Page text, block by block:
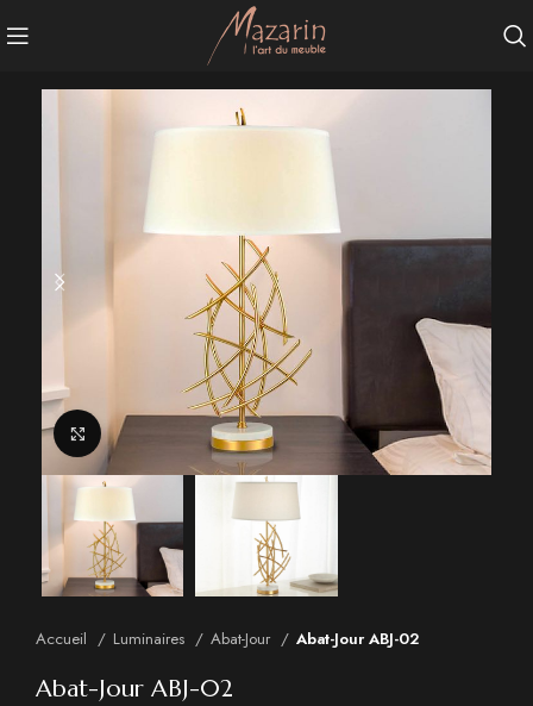
Agrandir
Accueil Luminaires Abat-Jour Abat-Jour ABJ-02
Abat-Jour ABJ-02